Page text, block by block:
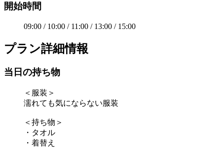
開始時間
09:00 / 10:00 / 11:00 / 13:00 / 15:00
プラン詳細情報
当日の持ち物
＜服装＞
濡れても気にならない服装
＜持ち物＞
・タオル
・着替え